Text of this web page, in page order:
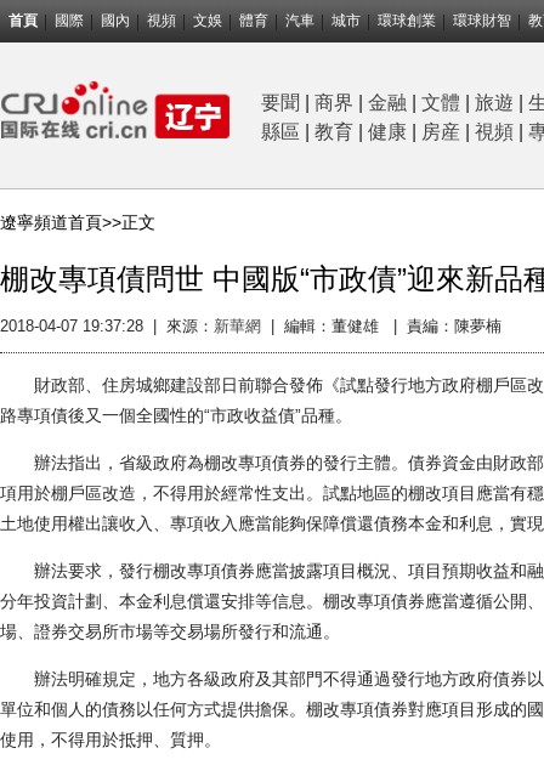
首頁 國際 國內 視頻 文娛 體育 汽車 城市 環球創業 環球財智
要聞 商界 金融 文體 旅遊
縣區
教育 健康 房産 視頻
遼寧頻道首頁>>正文
棚改專項債問世 中國版“市政債”迎來新品
2018-04-07 19:37:28 來源： 新華網 編輯：董健雄 | 責編：陳夢楠
財政部、住房城鄉建設部日前聯合發佈《試點發行地方政府棚戶區
路專項債後又一個全國性的“市政收益債”品種。
辦法指出，省級政府為棚改專項債券的發行主體。債券資金由財政
項用於棚戶區改造，不得用於經常性支出。試點地區的棚改項目應當有
土地使用權出讓收入、專項收入應當能夠保障償還債務本金和利息，實
辦法要求，發行棚改專項債券應當披露項目概況、項目預期收益和
分年投資計劃、本金利息償還安排等信息。棚改專項債券應當遵循公開
場、證券交易所市場等交易場所發行和流通。
辦法明確規定，地方各級政府及其部門不得通過發行地方政府債券
單位和個人的債務以任何方式提供擔保。棚改專項債券對應項目形成的
使用，不得用於抵押、質押。